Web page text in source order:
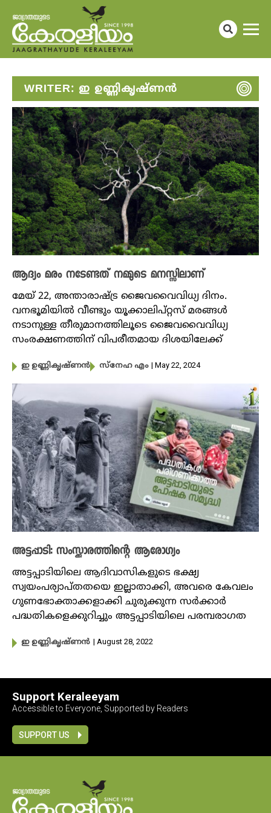
WRITER: ഇ ഉണ്ണികൃഷ്ണൻ
ആദ്യം മരം നടേണ്ടത് നമ്മുടെ മനസ്സിലാണ്
മേയ് 22, അന്താരാഷ്ട്ര ജൈവവൈവിധ്യ ദിനം.
വനഭൂമിയിൽ വീണ്ടും യൂക്കാലിപ്റ്റസ് മരങ്ങൾ
നടാനുള്ള തീരുമാനത്തിലൂടെ ജൈവവൈവിധ്യ
സംരക്ഷണത്തിന് വിപരീതമായ ദിശയിലേക്ക്
ഇ ഉണ്ണികൃഷ്ണൻ സ്നേഹ എം | May 22, 2024
അട്ടപ്പാടി: സംസ്ക്കാരത്തിന്റെ ആരോഗ്യം
അട്ടപ്പാടിയിലെ ആദിവാസികളുടെ ഭക്ഷ്യ
സ്വയംപര്യാപ്തതയെ ഇല്ലാതാക്കി, അവരെ കേവലം
ഗുണഭോക്താക്കളാക്കി ചുരുക്കുന്ന സർക്കാർ
പദ്ധതികളെക്കുറിച്ചും അട്ടപ്പാടിയിലെ പരമ്പരാഗത
ഇ ഉണ്ണികൃഷ്ണൻ | August 28, 2022
Support Keraleeyam
Accessible to Everyone, Supported by Readers
SUPPORT US